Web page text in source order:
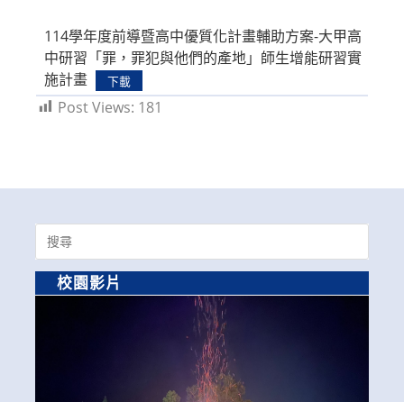
114學年度前導暨高中優質化計畫輔助方案-大甲高
中研習「罪，罪犯與他們的產地」師生增能研習實
施計畫
下載
Post Views: 181
Search
for:
校園影片